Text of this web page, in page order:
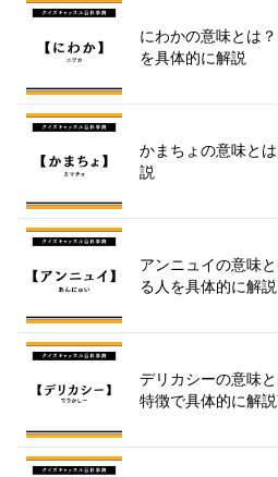
にわかの意味とは
を具体的に解説
かまちょの意味と
説
アンニュイの意味
る人を具体的に解説
デリカシーの意味
特徴で具体的に解説